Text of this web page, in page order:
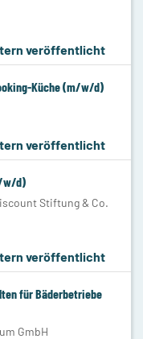
veröffentlicht
Küche (m/w/d)
veröffentlicht
w/d)
Stiftung & Co.
veröffentlicht
für Bäderbetriebe
GmbH